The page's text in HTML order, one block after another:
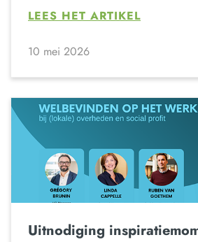
LEES HET ARTIKEL
10 mei 2026
Uitnodiging